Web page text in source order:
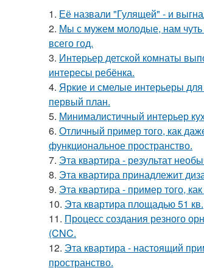
1. Её назвали "Гулящей" - и
2. Мы с мужем молодые, нам чуть
всего год.
3. Интерьер детской комнаты
интересы ребёнка.
4. Яркие и смелые интерьеры
первый план.
5. Минималистичный интерьер
6. Отличный пример того, как
функциональное пространство.
7. Эта квартира - результат
8. Эта квартира принадлежит
9. Эта квартира - пример того,
10. Эта квартира площадью 51 кв.
11. Процесс создания резного
(CNC.
12. Эта квартира - настоящий
пространство.